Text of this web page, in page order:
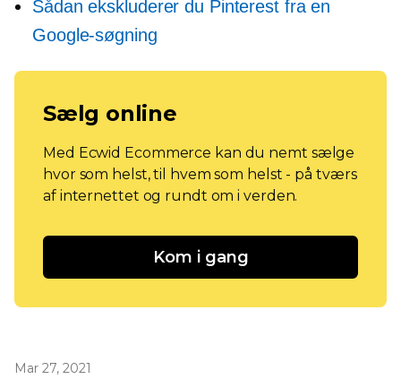
Sådan ekskluderer du Pinterest fra en
Google-søgning
Sælg online
Med Ecwid Ecommerce kan du nemt sælge
hvor som helst, til hvem som helst - på tværs
af internettet og rundt om i verden.
Kom i gang
Mar 27, 2021